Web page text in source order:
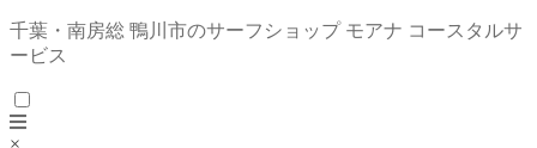
千葉・南房総 鴨川市のサーフショップ モアナ コースタルサ
ービス
×